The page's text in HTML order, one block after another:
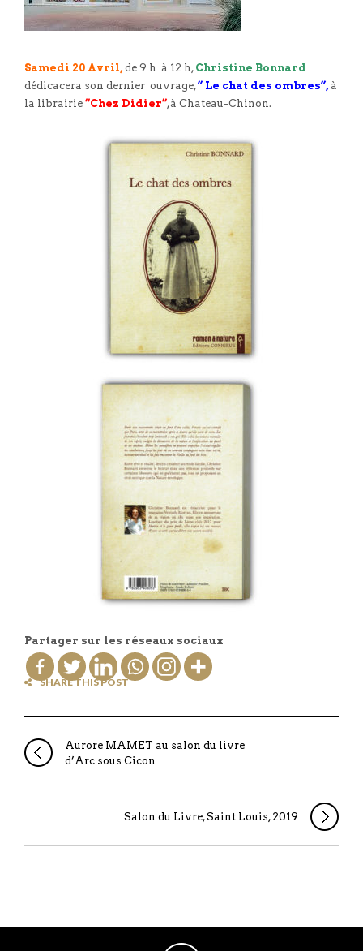
Samedi 20 Avril, de 9 h à 12 h, Christine Bonnard
dédicacera son dernier ouvrage,” Le chat des ombres”, à
la librairie “Chez Didier”,à Chateau-Chinon.
Partager sur les réseaux sociaux
SHARE THIS POST
Aurore MAMET au salon du livre
d’Arc sous Cicon
Salon du Livre, Saint Louis, 2019